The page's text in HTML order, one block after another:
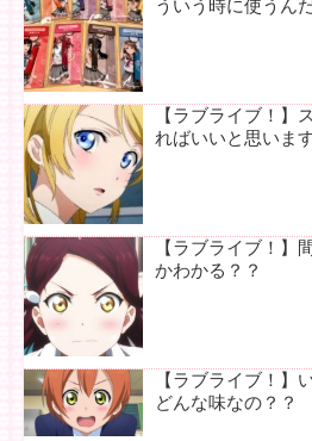
ういう時に使うん
【ラブライブ！】
ればいいと思いま
【ラブライブ！】
かわかる？？
【ラブライブ！】
どんな味なの？？